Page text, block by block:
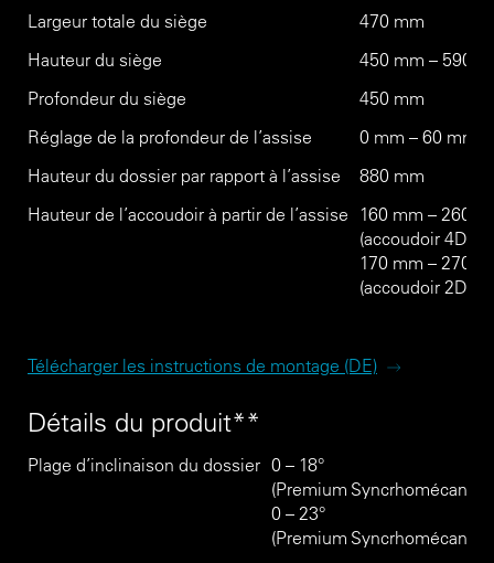
Largeur totale du siège
470 mm
Hauteur du siège
450 mm – 590
Profondeur du siège
450 mm
Réglage de la profondeur de l’assise
0 mm – 60 mm
Hauteur du dossier par rapport à l’assise
880 mm
Hauteur de l’accoudoir à partir de l’assise 160 mm – 260
(accoudoir 4D &
170 mm – 270
(accoudoir 2D)
Télécharger les instructions de montage (DE)
Détails du produit**
Plage d’inclinaison du dossier 0 – 18°
(Premium
0 – 23°
(Premium